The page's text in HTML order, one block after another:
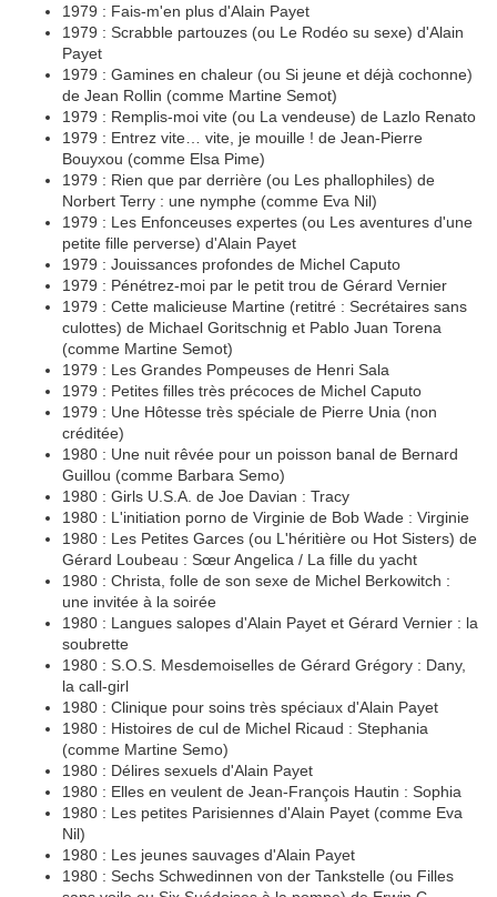
1979 : Fais-m'en plus d'Alain Payet
1979 : Scrabble partouzes (ou Le Rodéo su sexe) d'Alain
Payet
1979 : Gamines en chaleur (ou Si jeune et déjà cochonne)
de Jean Rollin (comme Martine Semot)
1979 : Remplis-moi vite (ou La vendeuse) de Lazlo Renato
1979 : Entrez vite… vite, je mouille ! de Jean-Pierre
Bouyxou (comme Elsa Pime)
1979 : Rien que par derrière (ou Les phallophiles) de
Norbert Terry : une nymphe (comme Eva Nil)
1979 : Les Enfonceuses expertes (ou Les aventures d'une
petite fille perverse) d'Alain Payet
1979 : Jouissances profondes de Michel Caputo
1979 : Pénétrez-moi par le petit trou de Gérard Vernier
1979 : Cette malicieuse Martine (retitré : Secrétaires sans
culottes) de Michael Goritschnig et Pablo Juan Torena
(comme Martine Semot)
1979 : Les Grandes Pompeuses de Henri Sala
1979 : Petites filles très précoces de Michel Caputo
1979 : Une Hôtesse très spéciale de Pierre Unia (non
créditée)
1980 : Une nuit rêvée pour un poisson banal de Bernard
Guillou (comme Barbara Semo)
1980 : Girls U.S.A. de Joe Davian : Tracy
1980 : L'initiation porno de Virginie de Bob Wade : Virginie
1980 : Les Petites Garces (ou L'héritière ou Hot Sisters) de
Gérard Loubeau : Sœur Angelica / La fille du yacht
1980 : Christa, folle de son sexe de Michel Berkowitch :
une invitée à la soirée
1980 : Langues salopes d'Alain Payet et Gérard Vernier : la
soubrette
1980 : S.O.S. Mesdemoiselles de Gérard Grégory : Dany,
la call-girl
1980 : Clinique pour soins très spéciaux d'Alain Payet
1980 : Histoires de cul de Michel Ricaud : Stephania
(comme Martine Semo)
1980 : Délires sexuels d'Alain Payet
1980 : Elles en veulent de Jean-François Hautin : Sophia
1980 : Les petites Parisiennes d'Alain Payet (comme Eva
Nil)
1980 : Les jeunes sauvages d'Alain Payet
1980 : Sechs Schwedinnen von der Tankstelle (ou Filles